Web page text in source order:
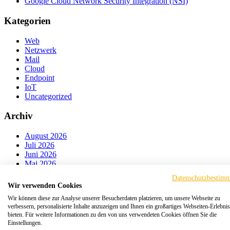
Kategorien
Web
Netzwerk
Mail
Cloud
Endpoint
IoT
Uncategorized
Archiv
August 2026
Juli 2026
Juni 2026
Mai 2026
März 2026
Januar 2026
Dezember 2025
November 2025
Oktober 2025
Wir verwenden Cookies
Wir können diese zur Analyse unserer Besucherdaten platzieren, um unsere Webseite zu
verbessern, personalisierte Inhalte anzuzeigen und Ihnen ein großartiges Webseiten-
bieten. Für weitere Informationen zu den von uns verwendeten Cookies öffnen Sie die
Einstellungen.